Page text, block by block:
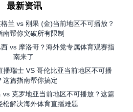
最新资讯
兰 vs 刚果 (金)当前地区不可播放？
南帮你突破所有限制
vs 摩洛哥？海外党专属体育观赛指
南来了
播瑞士 VS 哥伦比亚当前地区不可播
这篇指南帮你搞定
vs 克罗地亚当前地区不可播放？这篇
松解决海外体育直播难题